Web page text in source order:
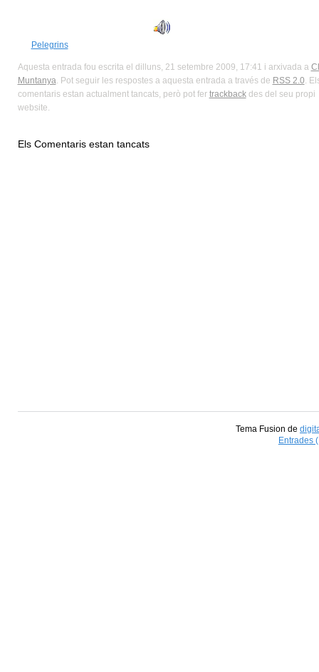
Pelegrins
Aquesta entrada fou escrita el dilluns, 21 setembre 2009, 17:41 i arxivada a
Muntanya . Pot seguir les respostes a aquesta entrada a través de RSS 2.0 .
comentaris estan actualment tancats, però pot fer trackbackdes del seu propi
website.
Els Comentaris estan tancats
Tema Fusion de
Entrades